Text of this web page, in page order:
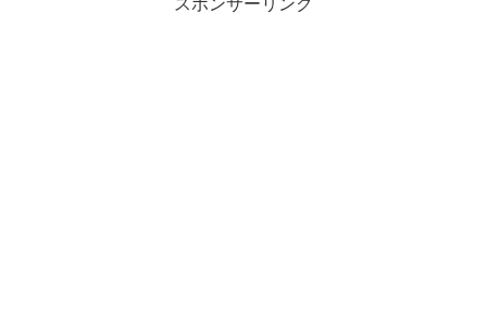
スポンサーリンク